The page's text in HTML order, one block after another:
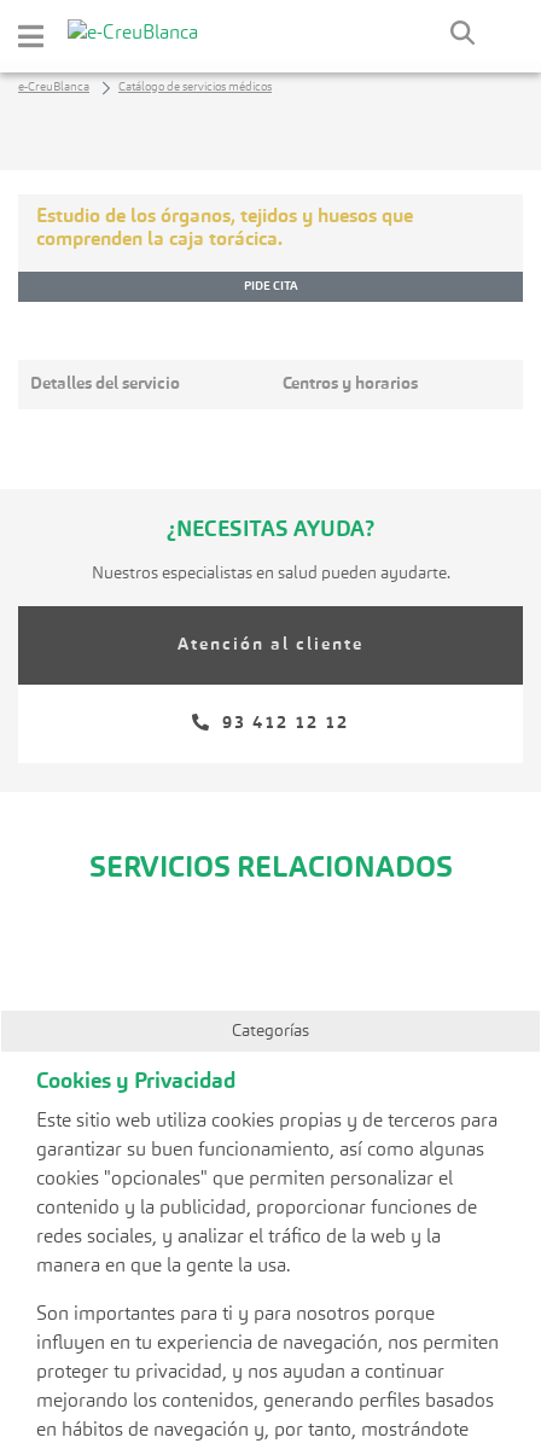
Saltar al contenido principal
e-CreuBlanca Catálogo de servicios médicos
Estudio de los órganos, tejidos y huesos que
comprenden la caja torácica.
PIDE CITA
Detalles del servicio Centros y horarios
¿NECESITAS AYUDA?
Nuestros especialistas en salud pueden ayudarte.
Atención al cliente
93 412 12 12
SERVICIOS RELACIONADOS
Categorías
Cookies y Privacidad
Este sitio web utiliza cookies propias y de terceros para
garantizar su buen funcionamiento, así como algunas
cookies "opcionales" que permiten personalizar el
contenido y la publicidad, proporcionar funciones de
redes sociales, y analizar el tráfico de la web y la
manera en que la gente la usa.
Son importantes para ti y para nosotros porque
influyen en tu experiencia de navegación, nos permiten
proteger tu privacidad, y nos ayudan a continuar
mejorando los contenidos, generando perfiles basados
en hábitos de navegación y, por tanto, mostrándote